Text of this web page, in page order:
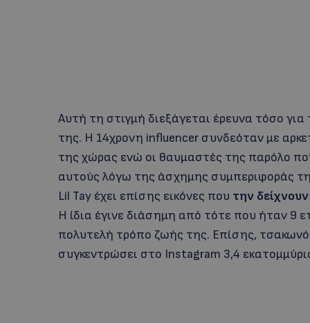
Αυτή τη στιγμή διεξάγεται έρευνα τόσο
της. Η 14χρονη influencer συνδεόταν με
της χώρας ενώ οι θαυμαστές της παρόλο
αυτούς λόγω της άσχημης συμπεριφοράς
Lil Tay έχει επίσης εικόνες που την
Η ίδια έγινε διάσημη από τότε που ήταν 9
πολυτελή τρόπο ζωής της. Επίσης,
συγκεντρώσει στο Instagram 3,4